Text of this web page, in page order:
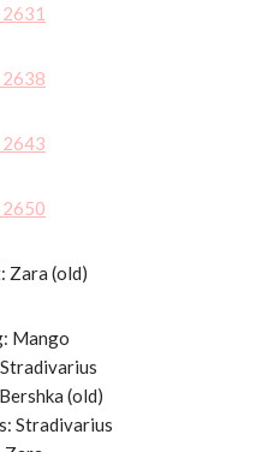
Zara (old)
Mango
(old)
Stradivarius